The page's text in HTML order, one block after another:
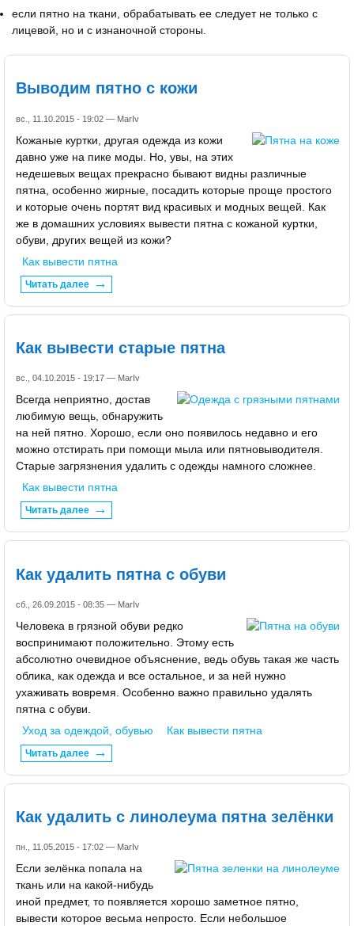
если пятно на ткани, обрабатывать ее следует не только с
лицевой, но и с изнаночной стороны.
Выводим пятно с кожи
вс., 11.10.2015 - 19:02 — MarIv
Кожаные куртки, другая одежда из кожи
давно уже на пике моды. Но, увы, на этих
недешевых вещах прекрасно бывают видны различные
пятна, особенно жирные, посадить которые проще простого
и которые очень портят вид красивых и модных вещей. Как
же в домашних условиях вывести пятна с кожаной куртки,
обуви, других вещей из кожи?
Как вывести пятна
Читать далее
Как вывести старые пятна
вс., 04.10.2015 - 19:17 — MarIv
Всегда неприятно, достав
любимую вещь, обнаружить
на ней пятно. Хорошо, если оно появилось недавно и его
можно отстирать при помощи мыла или пятновыводителя.
Старые загрязнения удалить с одежды намного сложнее.
Как вывести пятна
Читать далее
Как удалить пятна с обуви
сб., 26.09.2015 - 08:35 — MarIv
Человека в грязной обуви редко
воспринимают положительно. Этому есть
абсолютно очевидное объяснение, ведь обувь такая же часть
облика, как одежда и все остальное, и за ней нужно
ухаживать вовремя. Особенно важно правильно удалять
пятна с обуви.
Уход за одеждой, обувью
Как вывести пятна
Читать далее
Как удалить с линолеума пятна зелёнки
пн., 11.05.2015 - 17:02 — MarIv
Если зелёнка попала на
ткань или на какой-нибудь
иной предмет, то появляется хорошо заметное пятно,
вывести которое весьма непросто. Если небольшое